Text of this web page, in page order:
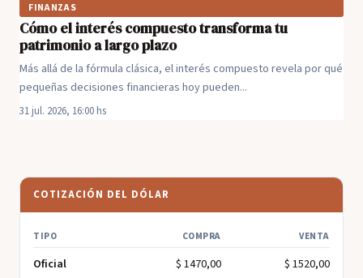
FINANZAS
Cómo el interés compuesto transforma tu
patrimonio a largo plazo
Más allá de la fórmula clásica, el interés compuesto revela por qué
pequeñas decisiones financieras hoy pueden...
31 jul. 2026, 16:00 hs
COTIZACIÓN DEL DÓLAR
TIPO COMPRA VENTA
Oficial $ 1470,00
$ 1520,00